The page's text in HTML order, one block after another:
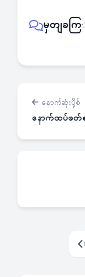
မှတျခကြ
နောက်ဆုံးပို့စ်
နောက်ထပ်ဖတ်